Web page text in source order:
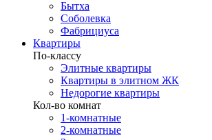
Бытха
Соболевка
Фабрициуса
Квартиры
По-классу
Элитные квартиры
Квартиры в элитном ЖК
Недорогие квартиры
Кол-во комнат
1-комнатные
2-комнатные